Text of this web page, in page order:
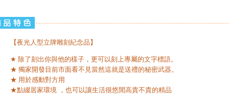
【夜光人型立牌雕刻紀念品】
★ 除了刻出你與他的樣子，更可以刻上專屬的文字標語。
★ 獨家開發目前市面看不見當然這就是送禮的秘密武器。
★ 用於感動對方用
★點綴居家環境 ，也可以讓生活很悠閒高貴不貴的精品